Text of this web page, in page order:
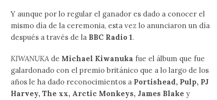
Y aunque por lo regular el ganador es dado a conocer el
mismo día de la ceremonia, esta vez lo anunciaron un día
después a través de la BBC Radio 1.
KIWANUKA de Michael Kiwanuka fue el álbum que fue
galardonado con el premio británico que a lo largo de los
años le ha dado reconocimientos a Portishead, Pulp, PJ
Harvey, The xx, Arctic Monkeys, James Blake y